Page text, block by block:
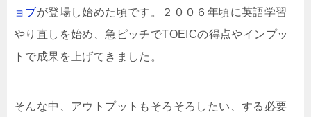
ョブが登場し始めた頃です。２００６年頃に英語学習
やり直しを始め、急ピッチでTOEICの得点やインプッ
トで成果を上げてきました。
そんな中、アウトプットもそろそろしたい、する必要